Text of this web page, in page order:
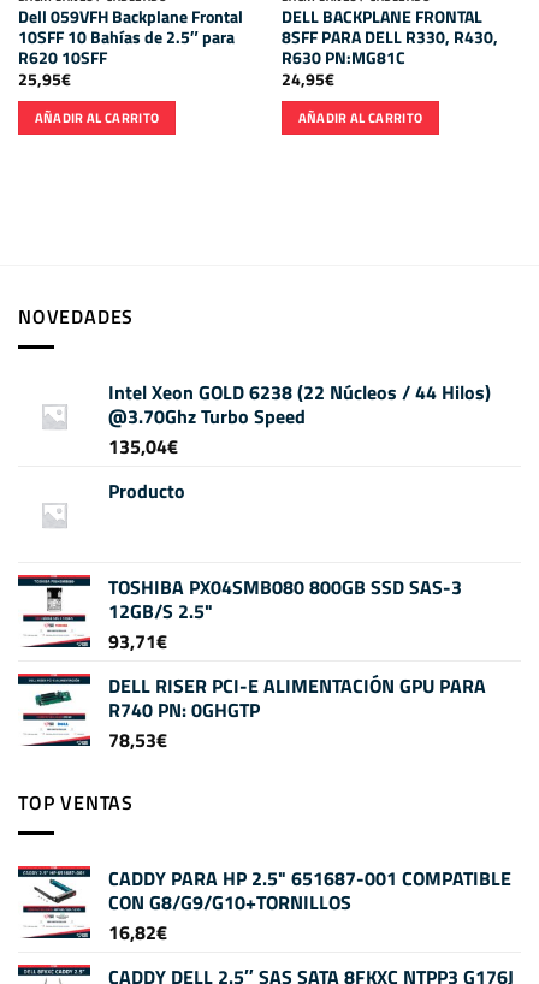
Dell 059VFH Backplane Frontal
10SFF 10 Bahías de 2.5″ para
R620 10SFF
25,95€
AÑADIR AL CARRITO
DELL BACKPLANE FRONTAL
8SFF PARA DELL R330, R430,
R630 PN:MG81C
24,95€
AÑADIR AL CARRITO
NOVEDADES
Intel Xeon GOLD 6238 (22 Núcleos / 44 Hilos)
@3.70Ghz Turbo Speed
135,04€
Producto
TOSHIBA PX04SMB080 800GB SSD SAS-3
12GB/S 2.5"
93,71€
DELL RISER PCI-E ALIMENTACIÓN GPU PARA
R740 PN: 0GHGTP
78,53€
TOP VENTAS
CADDY PARA HP 2.5" 651687-001 COMPATIBLE
CON G8/G9/G10+TORNILLOS
16,82€
CADDY DELL 2.5″ SAS SATA 8FKXC NTPP3 G176J